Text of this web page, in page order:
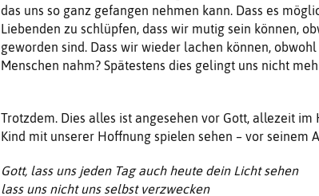
das uns so ganz gefangen nehmen kann. Dass es
Liebenden zu schlüpfen, dass wir mutig sein können,
geworden sind. Dass wir wieder lachen können,
Menschen nahm? Spätestens dies gelingt uns nicht
Trotzdem. Dies alles ist angesehen vor Gott, allezeit
Kind mit unserer Hoffnung spielen sehen – vor seinem
Gott, lass uns jeden Tag auch heute dein Licht sehen
lass uns nicht uns selbst verzwecken